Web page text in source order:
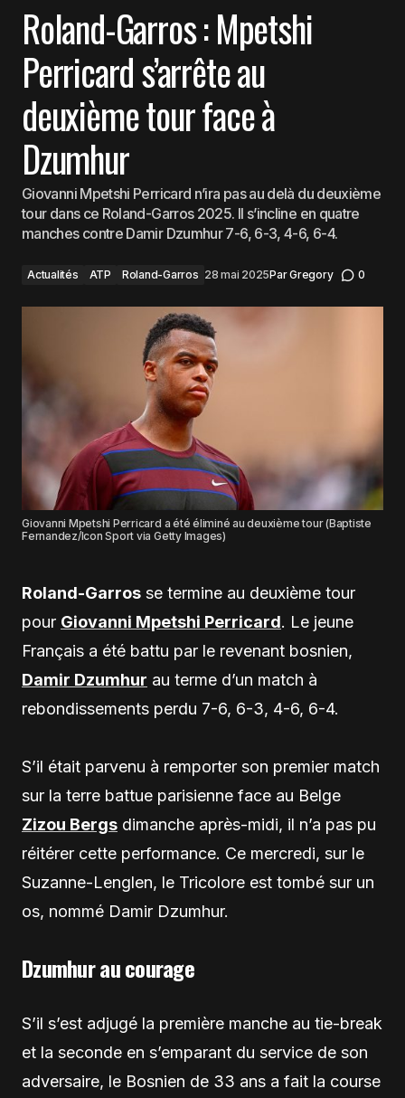
Roland-Garros : Mpetshi
Perricard s’arrête au
deuxième tour face à
Dzumhur
Giovanni Mpetshi Perricard n’ira pas au delà du deuxième
tour dans ce Roland-Garros 2025. Il s’incline en quatre
manches contre Damir Dzumhur 7-6, 6-3, 4-6, 6-4.
Actualités ATP Roland-Garros 28 mai 2025ParGregory 0
Giovanni Mpetshi Perricard a été éliminé au deuxième tour (Baptiste
Fernandez/Icon Sport via Getty Images)
Roland-Garros se termine au deuxième tour
pour Giovanni Mpetshi Perricard. Le jeune
Français a été battu par le revenant bosnien,
Damir Dzumhur au terme d’un match à
rebondissements perdu 7-6, 6-3, 4-6, 6-4.
S’il était parvenu à remporter son premier match
sur la terre battue parisienne face au Belge
Zizou Bergs dimanche après-midi, il n’a pas pu
réitérer cette performance. Ce mercredi, sur le
Suzanne-Lenglen, le Tricolore est tombé sur un
os, nommé Damir Dzumhur.
Dzumhur au courage
S’il s’est adjugé la première manche au tie-break
et la seconde en s’emparant du service de son
adversaire, le Bosnien de 33 ans a fait la course